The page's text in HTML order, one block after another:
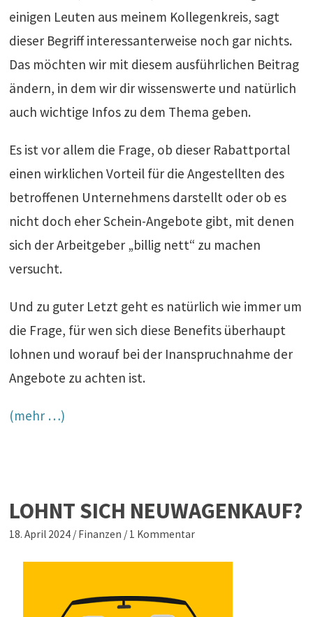
einigen Leuten aus meinem Kollegenkreis, sagt
dieser Begriff interessanterweise noch gar nichts.
Das möchten wir mit diesem ausführlichen Beitrag
ändern, in dem wir dir wissenswerte und natürlich
auch wichtige Infos zu dem Thema geben.
Es ist vor allem die Frage, ob dieser Rabattportal
einen wirklichen Vorteil für die Angestellten des
betroffenen Unternehmens darstellt oder ob es
nicht doch eher Schein-Angebote gibt, mit denen
sich der Arbeitgeber „billig nett“ zu machen
versucht.
Und zu guter Letzt geht es natürlich wie immer um
die Frage, für wen sich diese Benefits überhaupt
lohnen und worauf bei der Inanspruchnahme der
Angebote zu achten ist.
(mehr …)
LOHNT SICH NEUWAGENKAUF?
18. April 2024 / Finanzen / 1 Kommentar